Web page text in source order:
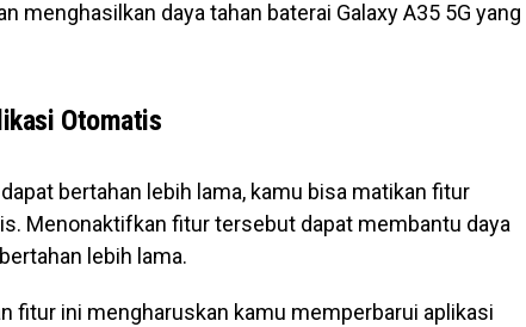
menghasilkan daya tahan baterai Galaxy A35 5G yang
Otomatis
bertahan lebih lama, kamu bisa matikan fitur
Menonaktifkan fitur tersebut dapat membantu daya
lebih lama.
fitur ini mengharuskan kamu memperbarui aplikasi